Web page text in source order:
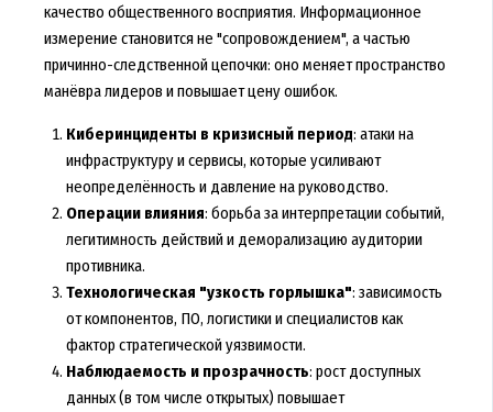
качество общественного восприятия. Информационное
измерение становится не "сопровождением", а частью
причинно-следственной цепочки: оно меняет пространство
манёвра лидеров и повышает цену ошибок.
Киберинциденты в кризисный период: атаки на
инфраструктуру и сервисы, которые усиливают
неопределённость и давление на руководство.
Операции влияния: борьба за интерпретации событий,
легитимность действий и деморализацию аудитории
противника.
Технологическая "узкость горлышка": зависимость
от компонентов, ПО, логистики и специалистов как
фактор стратегической уязвимости.
Наблюдаемость и прозрачность: рост доступных
данных (в том числе открытых) повышает